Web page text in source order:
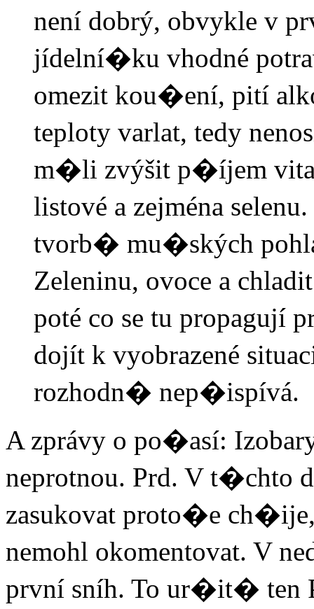
není dobrý, obvykle v
jídelní�ku vhodné
omezit kou�ení, pití
teploty varlat, tedy
m�li zvýšit p�íjem
listové a zejména
tvorb� mu�ských
Zeleninu, ovoce a
poté co se tu propagují
dojít k vyobrazené
rozhodn� nep�ispívá.
A zprávy o po�así:
neprotnou. Prd. V t�chto
zasukovat proto�e
nemohl okomentovat. V
první sníh. To ur�it� ten